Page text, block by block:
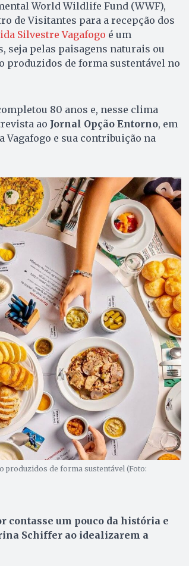
World Wildlife Fund (WWF),
de Visitantes para a recepção dos
Silvestre Vagafogo é um
pelas paisagens naturais ou
produzidos de forma sustentável no
80 anos e, nesse clima
ao Jornal Opção Entorno, em
Vagafogo e sua contribuição na
produzidos de forma sustentável (Foto:
contasse um pouco da história e
Schiffer ao idealizarem a